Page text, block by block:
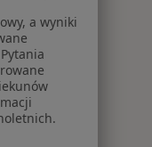
a wyniki